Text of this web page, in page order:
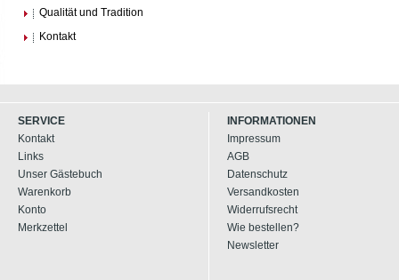
Qualität und Tradition
Kontakt
SERVICE
Kontakt
Links
Unser Gästebuch
Warenkorb
Konto
Merkzettel
INFORMATIONEN
Impressum
AGB
Datenschutz
Versandkosten
Widerrufsrecht
Wie bestellen?
Newsletter